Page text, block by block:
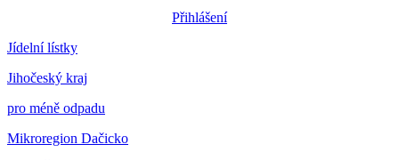
Přihlášení
Jídelní lístky
Jihočeský kraj
pro méně odpadu
Mikroregion Dačicko